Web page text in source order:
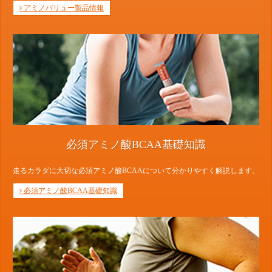
アミノバリュー製品情報
必須アミノ酸BCAA基礎知識
走るカラダに大切な必須アミノ酸BCAAについて分かりやすく解説します。
必須アミノ酸BCAA基礎知識